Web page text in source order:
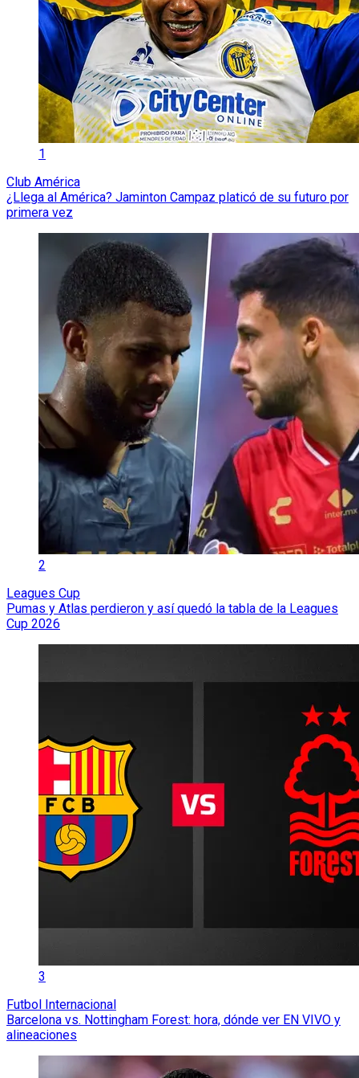
1
Club América
¿Llega al América? Jaminton Campaz platicó de su futuro por
primera vez
2
Leagues Cup
Pumas y Atlas perdieron y así quedó la tabla de la Leagues
Cup 2026
3
Futbol Internacional
Barcelona vs. Nottingham Forest: hora, dónde ver EN VIVO y
alineaciones